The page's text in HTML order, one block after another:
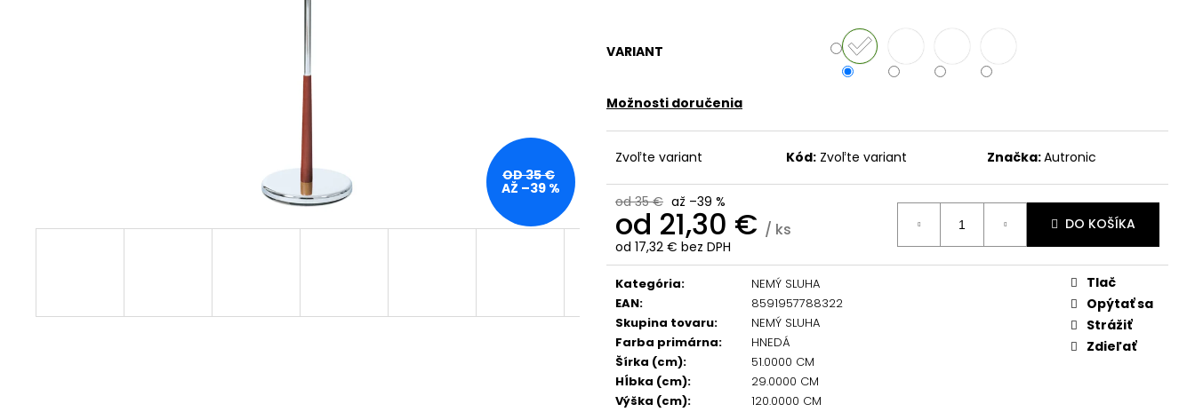
VARIANT
Možnosti doručenia
Zvoľte variant Kód: Zvoľte variant Značka:Autronic
od 35 € až –39 %
od 21,30 € / ks
od 17,32 € bez DPH
Jednotková
cena:
DO KOŠÍKA
Kategória:
NEMÝ SLUHA
EAN:
8591957788322
Skupina tovaru:
NEMÝ SLUHA
Farba primárna:
HNEDÁ
Šírka (cm):
51.0000 CM
Hĺbka (cm):
29.0000 CM
Výška (cm):
120.0000 CM
Tlač
Opýtať sa
Strážiť
Zdieľať
OD 35 €
AŽ –39 %